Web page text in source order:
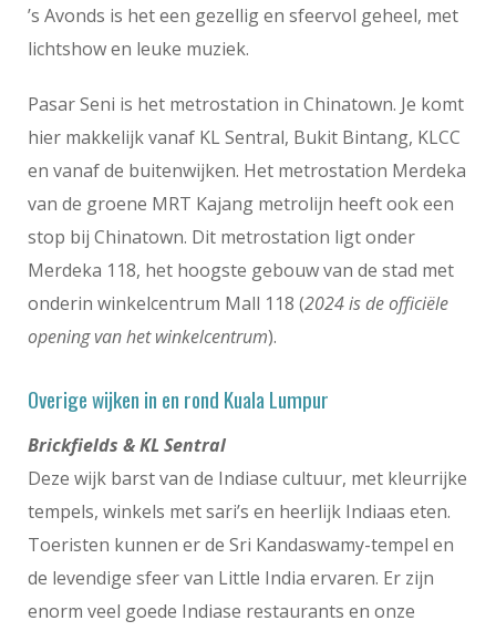
’s Avonds is het een gezellig en sfeervol geheel, met
lichtshow en leuke muziek.
Pasar Seni is het metrostation in Chinatown. Je komt
hier makkelijk vanaf KL Sentral, Bukit Bintang, KLCC
en vanaf de buitenwijken. Het metrostation Merdeka
van de groene MRT Kajang metrolijn heeft ook een
stop bij Chinatown. Dit metrostation ligt onder
Merdeka 118, het hoogste gebouw van de stad met
onderin winkelcentrum Mall 118 (2024 is de officiële
opening van het winkelcentrum).
Overige wijken in en rond Kuala Lumpur
Brickfields & KL Sentral
Deze wijk barst van de Indiase cultuur, met kleurrijke
tempels, winkels met sari’s en heerlijk Indiaas eten.
Toeristen kunnen er de Sri Kandaswamy-tempel en
de levendige sfeer van Little India ervaren. Er zijn
enorm veel goede Indiase restaurants en onze